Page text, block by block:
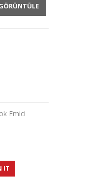
Emici
IT